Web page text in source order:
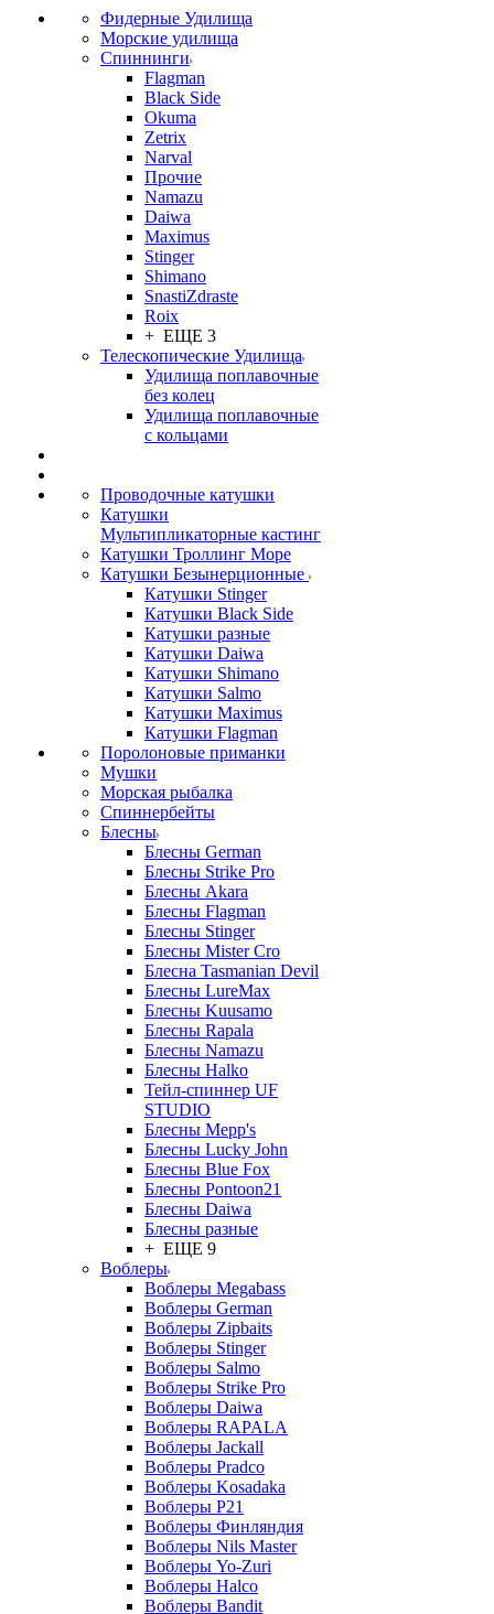
Фидерные Удилища
Морские удилища
Спиннинги
Flagman
Black Side
Okuma
Zetrix
Narval
Прочие
Namazu
Daiwa
Maximus
Stinger
Shimano
SnastiZdraste
Roix
+ ЕЩЕ 3
Телескопические Удилища
Удилища поплавочные
без колец
Удилища поплавочные
с кольцами
Проводочные катушки
Катушки
Мультипликаторные кастинг
Катушки Троллинг Море
Катушки Безынерционные
Катушки Stinger
Катушки Black Side
Катушки разные
Катушки Daiwa
Катушки Shimano
Катушки Salmo
Катушки Maximus
Катушки Flagman
Поролоновые приманки
Мушки
Морская рыбалка
Спиннербейты
Блесны
Блесны German
Блесны Strike Pro
Блесны Akara
Блесны Flagman
Блесны Stinger
Блесны Mister Cro
Блесна Tasmanian Devil
Блесны LureMax
Блесны Kuusamo
Блесны Rapala
Блесны Namazu
Блесны Halko
Тейл-спиннер UF
STUDIO
Блесны Mepp's
Блесны Lucky John
Блесны Blue Fox
Блесны Pontoon21
Блесны Daiwa
Блесны разные
+ ЕЩЕ 9
Воблеры
Воблеры Megabass
Воблеры German
Воблеры Zipbaits
Воблеры Stinger
Воблеры Salmo
Воблеры Strike Pro
Воблеры Daiwa
Воблеры RAPALA
Воблеры Jackall
Воблеры Pradco
Воблеры Kosadaka
Воблеры P21
Воблеры Финляндия
Воблеры Nils Master
Воблеры Yo-Zuri
Воблеры Halco
Воблеры Bandit